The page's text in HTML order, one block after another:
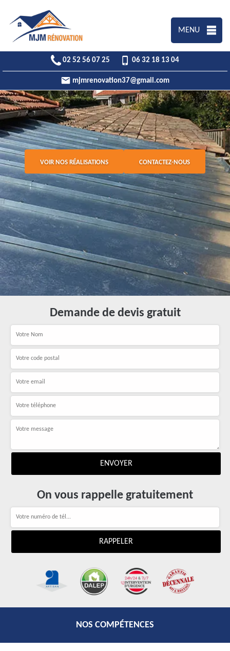
MENU
02 52 56 07 25 06 32 18 13 04
mjmrenovation37@gmail.com
VOIR NOS RÉALISATIONS CONTACTEZ-NOUS
Demande de devis gratuit
On vous rappelle gratuitement
NOS COMPÉTENCES